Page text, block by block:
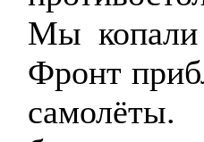
Мы копали
Фронт